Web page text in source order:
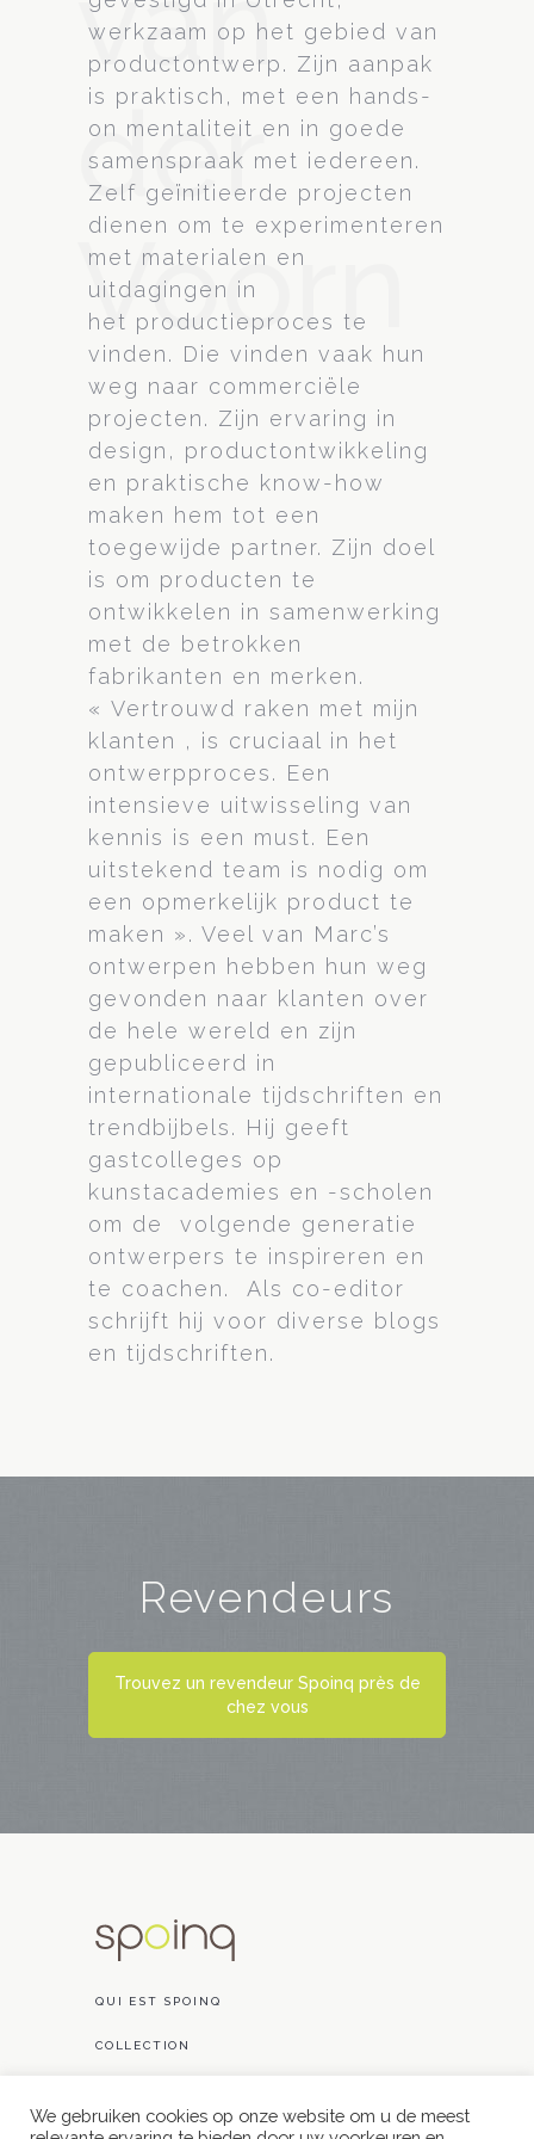
der
Voorn
werkzaam op het gebied van
productontwerp. Zijn aanpak
is praktisch, met een hands-
on mentaliteit en in goede
samenspraak met iedereen.
Zelf geïnitieerde projecten
dienen om te experimenteren
met materialen en
uitdagingen in
het productieproces te
vinden. Die vinden vaak hun
weg naar commerciële
projecten. Zijn ervaring in
design, productontwikkeling
en praktische know-how
maken hem tot een
toegewijde partner. Zijn doel
is om producten te
ontwikkelen in samenwerking
met de betrokken
fabrikanten en merken.
« Vertrouwd raken met mijn
klanten , is cruciaal in het
ontwerpproces. Een
intensieve uitwisseling van
kennis is een must. Een
uitstekend team is nodig om
een opmerkelijk product te
maken ». Veel van Marc’s
ontwerpen hebben hun weg
gevonden naar klanten over
de hele wereld en zijn
gepubliceerd in
internationale tijdschriften en
trendbijbels. Hij geeft
gastcolleges op
kunstacademies en -scholen
om de volgende generatie
ontwerpers te inspireren en
te coachen. Als co-editor
schrijft hij voor diverse blogs
en tijdschriften.
Revendeurs
Trouvez un revendeur Spoinq près de
chez vous
QUI EST SPOINQ
COLLECTION
CONTACT
We gebruiken cookies op onze website om u de meest